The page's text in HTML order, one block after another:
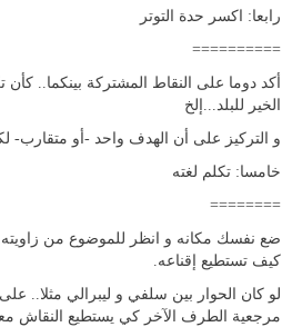
رابعا: اكسر حدة التوتر
==========
أكد دوما على النقاط المشتركة بينكما.. كأن
الخير للبلد...إلخ
و التركيز على أن الهدف واحد -أو متقارب-
خامسا: تكلم لغته
========
ضع نفسك مكانه و انظر للموضوع من
كيف تستطيع إقناعه.
لو كان الحوار بين سلفي و ليبرالي مثلا..
مرجعية الطرف الآخر كي يستطيع النقاش